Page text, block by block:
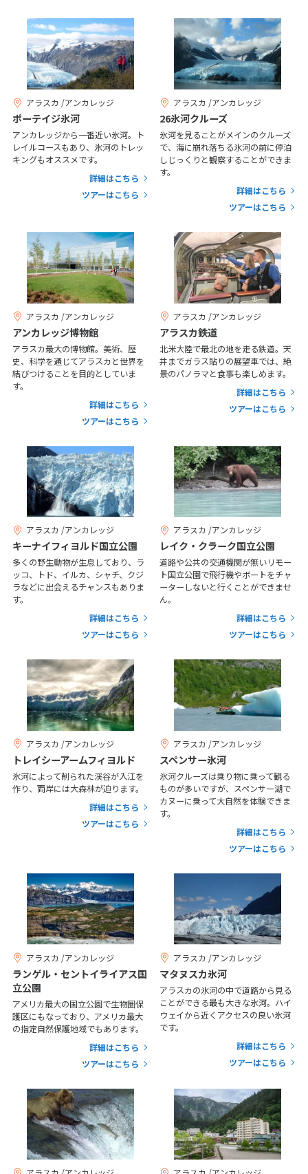
アラスカ /アンカレッジ
ポーテイジ氷河
アンカレッジから一番近い氷河。ト
レイルコースもあり、氷河のトレッ
キングもオススメです。
詳細はこちら
ツアーはこちら
アラスカ /アンカレッジ
26氷河クルーズ
氷河を見ることがメインのクルーズ
で、海に崩れ落ちる氷河の前に停泊
しじっくりと観察することができま
す。
詳細はこちら
ツアーはこちら
アラスカ /アンカレッジ
アンカレッジ博物館
アラスカ最大の博物館。美術、歴
史、科学を通じてアラスカと世界を
結びつけることを目的としていま
す。
詳細はこちら
ツアーはこちら
アラスカ /アンカレッジ
アラスカ鉄道
北米大陸で最北の地を走る鉄道。天
井までガラス貼りの展望車では、絶
景のパノラマと食事も楽しめます。
詳細はこちら
ツアーはこちら
アラスカ /アンカレッジ
キーナイフィヨルド国立公園
多くの野生動物が生息しており、ラ
ッコ、トド、イルカ、シャチ、クジ
ラなどに出会えるチャンスもありま
す。
詳細はこちら
ツアーはこちら
アラスカ /アンカレッジ
レイク・クラーク国立公園
道路や公共の交通機関が無いリモー
ト国立公園で飛行機やボートをチャ
ーターしないと行くことができませ
ん。
詳細はこちら
ツアーはこちら
アラスカ /アンカレッジ
トレイシーアームフィヨルド
氷河によって削られた渓谷が入江を
作り、両岸には大森林が迫ります。
詳細はこちら
ツアーはこちら
アラスカ /アンカレッジ
スペンサー氷河
氷河クルーズは乗り物に乗って観る
ものが多いですが、スペンサー湖で
カヌーに乗って大自然を体験できま
す。
詳細はこちら
ツアーはこちら
アラスカ /アンカレッジ
ランゲル・セントイライアス国
立公園
アメリカ最大の国立公園で生物圏保
護区にもなっており、アメリカ最大
の指定自然保護地域でもあります。
詳細はこちら
ツアーはこちら
アラスカ /アンカレッジ
マタヌスカ氷河
アラスカの氷河の中で道路から見る
ことができる最も大きな氷河。ハイ
ウェイから近くアクセスの良い氷河
です。
詳細はこちら
ツアーはこちら
1 2 3 5 6
7
9 10 12 13
14
15
16 17 19 20
21
22
23 24 26 27
28
29
30
2026年12月 12月未定
1
5
11
12
13
14 15 17 18
19
20
21 22 24 25
26
27
28 29 31
2027年1月
1
2
3
4 5 7 8
9
12 15
16
18 19
24
25 26 28 29
30
31
2027年2月 2月未定
1 2 4 5
6
7
8 9 11 12
13
14
15 16 18 19
20
23
27
2027年3月 3月未定
1 2 4 5
6
7
8 9 11 12
14
15 16 18 19
21
22 23 25 26
27
30
4月未定
4
5 6 8 9
11
12 13 15 16
17
18
19 20 22 23
25
26 27 29 30
2027年5月
9
10 11 13 14
15
16
17 18 20 21
22
23
24 25 27 28
29